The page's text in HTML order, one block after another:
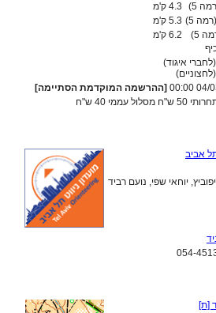
5)
4.3 ק'מ
5)
5.3 ק'מ
5)
6.2 ק'מ
04/03/
[ההרשמה המוקדמת הסתיימה]
עממי 40 ש"ח
אביב
יוחאי שפי, נועם רביד
[ת]